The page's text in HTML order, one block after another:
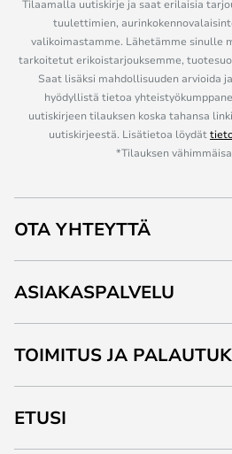
Tilaamalla uutiskirje ja saat erilaisia
tuulettimien,
valikoimastamme. Lähetämme sinulle
tarkoitetut erikoistarjouksemme,
Saat lisäksi mahdollisuuden arvioida
hyödyllistä tietoa
uutiskirjeen tilauksen koska tahansa
uutiskirjeestä. Lisätietoa löydät
*Tilauksen
OTA YHTEYTTÄ
ASIAKASPALVELU
TOIMITUS JA
ETUSI